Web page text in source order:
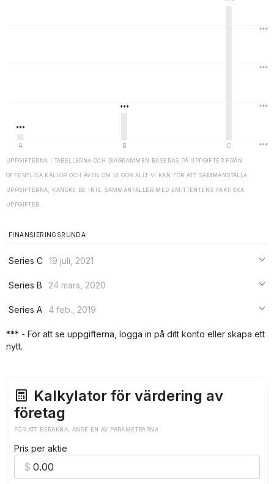
UPPGIFTERNA I TABELLERNA OCH DIAGRAMMEN BASERAS PÅ UPPGIFTER FRÅN
OFFENTLIGA KÄLLOR OCH ÄVEN OM VI GÖR ALLT VI KAN FÖR ATT SAMMANSTÄLLA
UPPGIFTERNA, KANSKE DE INTE SAMMANFALLER MED EMITTENTENS FAKTISKA
UPPGIFTER.
FINANSIERINGSRUNDA
Series C 19 juli, 2021
***
Series B
24 mars, 2020
***
Series A
4 feb., 2019
***
*** - För att se uppgifterna, logga in på ditt konto eller skapa ett
nytt.
Kalkylator för värdering av
företag
FÖR ATT BERÄKNA, ANGE EN AV PARAMETRARNA
Pris per aktie